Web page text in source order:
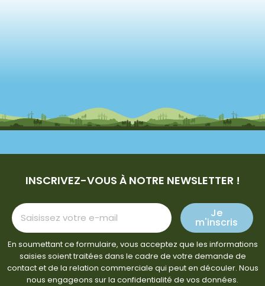
INSCRIVEZ-VOUS À NOTRE NEWSLETTER !
Je
m'inscris
En soumettant ce formulaire, vous acceptez que les informations
saisies soient traitées dans le cadre de votre demande de
contact et de la relation commerciale qui peut en découler. Nous
nous engageons sur la confidentialité de vos données.